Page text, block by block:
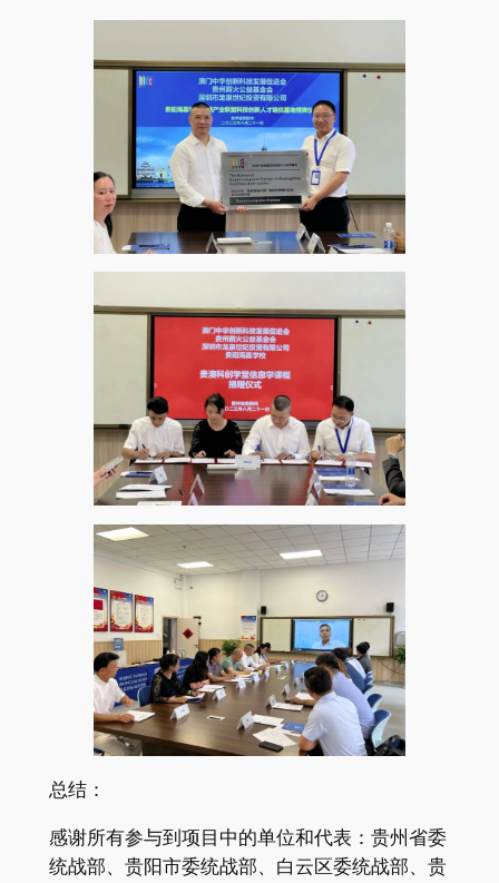
总结：
感谢所有参与到项目中的单位和代表：贵州省委
统战部、贵阳市委统战部、白云区委统战部、贵